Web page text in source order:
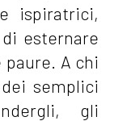
ispiratrici,
esternare
A chi
semplici
gli